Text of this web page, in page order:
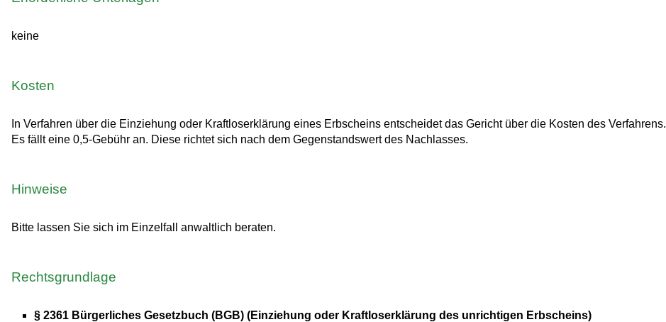
keine
Kosten
In Verfahren über die Einziehung oder Kraftloserklärung eines Erbscheins entscheidet das Gericht über die Kosten des Verfahrens.
Es fällt eine 0,5-Gebühr an. Diese richtet sich nach dem Gegenstandswert des Nachlasses.
Hinweise
Bitte lassen Sie sich im Einzelfall anwaltlich beraten.
Rechtsgrundlage
§ 2361 Bürgerliches Gesetzbuch (BGB) (Einziehung oder Kraftloserklärung des unrichtigen Erbscheins)